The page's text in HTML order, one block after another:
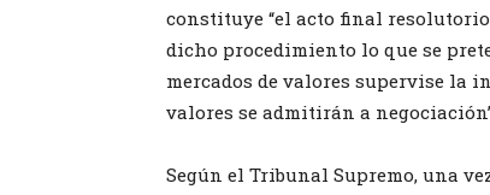
constituye “el acto final
dicho procedimiento lo que se
mercados de valores supervise la
valores se admitirán a
Según el Tribunal Supremo, una